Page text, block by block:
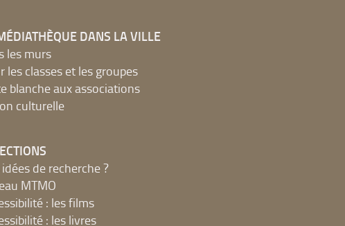
DANS LA VILLE
les murs
les classes et les groupes
blanche aux associations
culturelle
de recherche ?
MTMO
: les films
: les livres